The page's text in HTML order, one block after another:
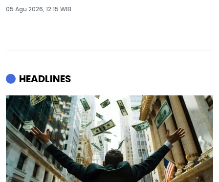
05 Agu 2026, 12:15 WIB
HEADLINES